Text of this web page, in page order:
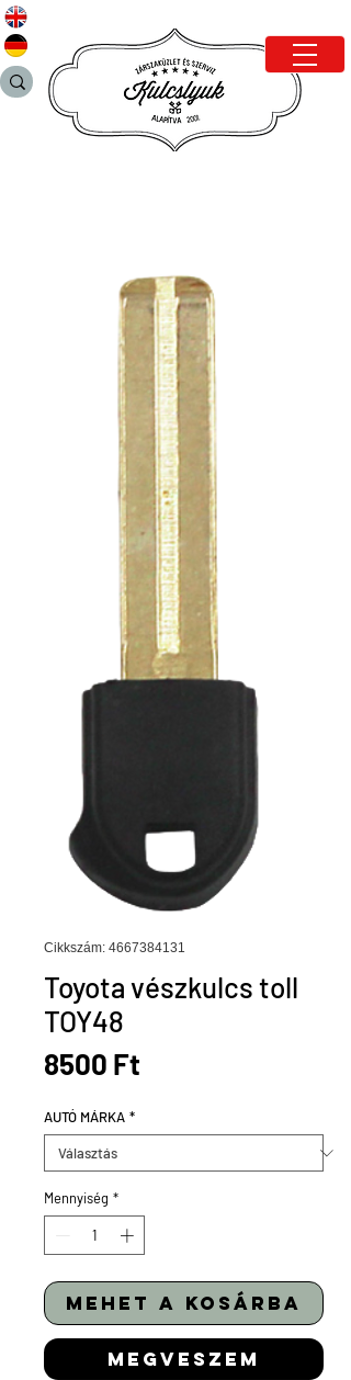
Cikkszám: 4667384131
Toyota vészkulcs toll
TOY48
8500 Ft
AUTÓ MÁRKA *
Mennyiség *
mehet a kosárba
megveszem